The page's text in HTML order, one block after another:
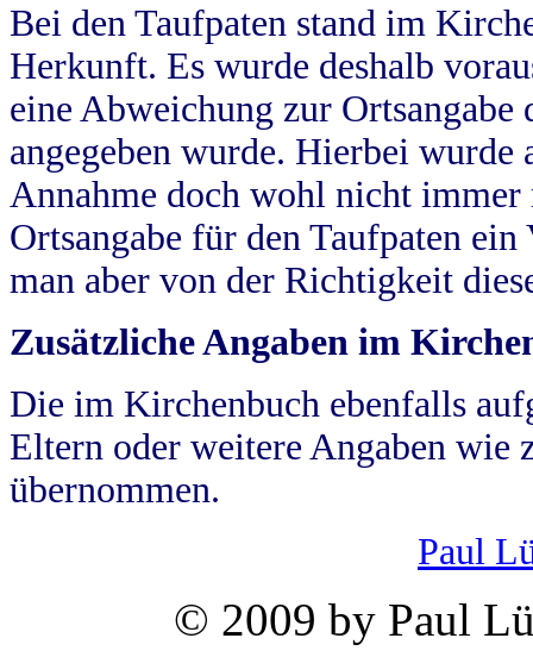
Bei den Taufpaten stand im
Herkunft. Es wurde deshalb
eine Abweichung zur
angegeben wurde. Hierbei wurde
Annahme doch wohl nicht
Ortsangabe für den Taufpaten
man aber von der Richtigkeit
Zusätzliche Angaben im
Die im Kirchenbuch ebenfalls
Eltern oder weitere Angaben wie
übernommen.
Paul
© 2009 by Paul